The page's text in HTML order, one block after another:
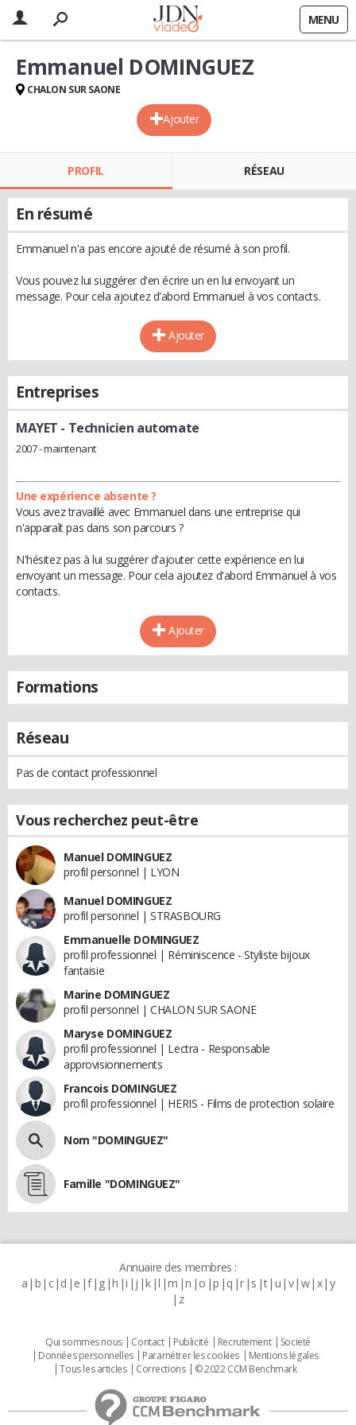
MENU
Ajouter
Emmanuel DOMINGUEZ
CHALON SUR SAONE
PROFIL RÉSEAU
En résumé
Emmanuel n'a pas encore ajouté de résumé à son profil.
Vous pouvez lui suggérer d'en écrire un en lui envoyant un
message. Pour cela ajoutez d'abord Emmanuel à vos contacts.
Ajouter
Entreprises
MAYET - Technicien automate
2007 - maintenant
Une expérience absente ?
Vous avez travaillé avec Emmanuel dans une entreprise qui
n'apparaît pas dans son parcours ?
N'hésitez pas à lui suggérer d'ajouter cette expérience en lui
envoyant un message. Pour cela ajoutez d'abord Emmanuel à vos
contacts.
Ajouter
Formations
Réseau
Pas de contact professionnel
Vous recherchez peut-être
Manuel DOMINGUEZ
profil personnel | LYON
Manuel DOMINGUEZ
profil personnel | STRASBOURG
Emmanuelle DOMINGUEZ
profil professionnel | Réminiscence - Styliste bijoux
fantaisie
Marine DOMINGUEZ
profil personnel | CHALON SUR SAONE
Maryse DOMINGUEZ
profil professionnel | Lectra - Responsable
approvisionnements
Francois DOMINGUEZ
profil professionnel | HERIS - Films de protection solaire
Nom "DOMINGUEZ"
Famille "DOMINGUEZ"
Annuaire des membres :
a b c d e f g h i j k l m n o p q r s t u v w x y
z
Qui sommes nous Contact Publicité Recrutement
Societé
Données personnelles
Paramétrer les cookies
Mentions légales
Tous les articles
Corrections © 2022 CCM Benchmark